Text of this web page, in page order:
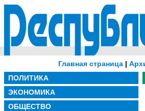
Главная страница|
ПОЛИТИКА
ЭКОНОМИКА
ОБЩЕСТВО